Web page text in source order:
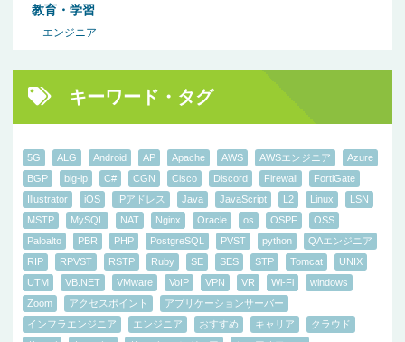
教育・学習
エンジニア
キーワード・タグ
5G ALG Android AP Apache AWS AWSエンジニア
Azure
BGP
big-ip C# CGN Cisco Discord Firewall
FortiGate
Illustrator
iOS IPアドレス Java JavaScript L2 Linux
LSN
MSTP
MySQL NAT Nginx Oracle os OSPF
OSS
Paloalto
PBR PHP PostgreSQL PVST python
QAエンジニア
RIP
RPVST RSTP Ruby SE SES STP Tomcat
UNIX
UTM
VB.NET VMware VoIP VPN VR Wi-Fi
windows
Zoom
アクセスポイント
アプリケーションサーバー
インフラエンジニア
エンジニア おすすめ キャリア
クラウド